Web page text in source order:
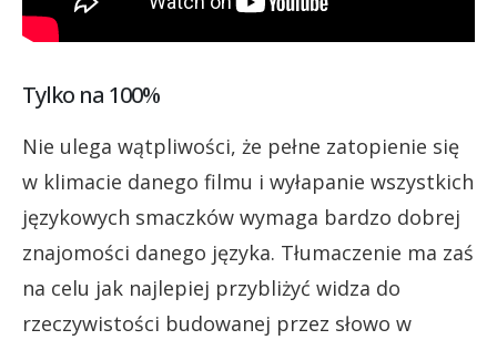
Tylko na 100%
Nie ulega wątpliwości, że pełne zatopienie się
w klimacie danego filmu i wyłapanie wszystkich
językowych smaczków wymaga bardzo dobrej
znajomości danego języka. Tłumaczenie ma zaś
na celu jak najlepiej przybliżyć widza do
rzeczywistości budowanej przez słowo w